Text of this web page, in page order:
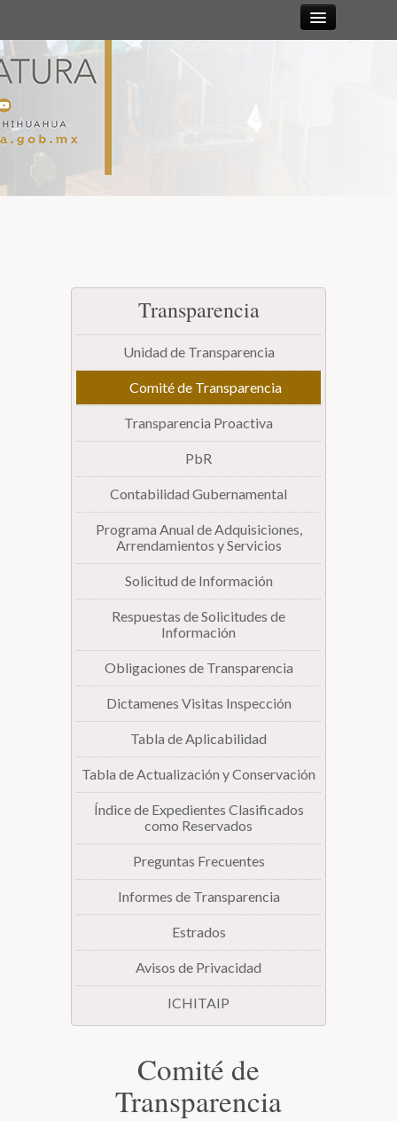
Junta de Coordinación Política
Comisiones
Biblioteca
Secretarías
Transparencia
Transparencia
Unidad de Transparencia
Comité de Transparencia
Transparencia Proactiva
PbR
Contabilidad Gubernamental
Programa Anual de Adquisiciones,
Arrendamientos y Servicios
Solicitud de Información
Respuestas de Solicitudes de
Información
Obligaciones de Transparencia
Dictamenes Visitas Inspección
Tabla de Aplicabilidad
Tabla de Actualización y Conservación
Índice de Expedientes Clasificados
como Reservados
Preguntas Frecuentes
Informes de Transparencia
Estrados
Avisos de Privacidad
ICHITAIP
Comité de
Transparencia